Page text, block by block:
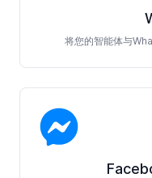
将您的智能体与